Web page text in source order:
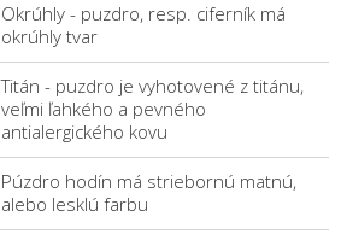
Okrúhly - puzdro, resp. ciferník má
okrúhly tvar
Titán - puzdro je vyhotovené z titánu,
veľmi ľahkého a pevného
antialergického kovu
Púzdro hodín má striebornú matnú,
alebo lesklú farbu